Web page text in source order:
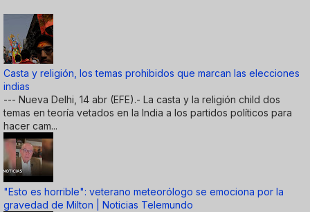
Casta y religión, los temas prohibidos que marcan las elecciones
indias
--- Nueva Delhi, 14 abr (EFE).- La casta y la religión child dos
temas en teoría vetados en la India a los partidos políticos para
hacer cam...
"Esto es horrible": veterano meteorólogo se emociona por la
gravedad de Milton | Noticias Telemundo